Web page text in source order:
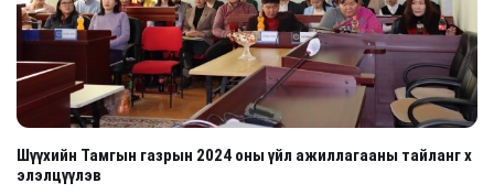
Шүүхийн Тамгын газрын 2024 оны үйл ажиллагааны тайланг х
элэлцүүлэв